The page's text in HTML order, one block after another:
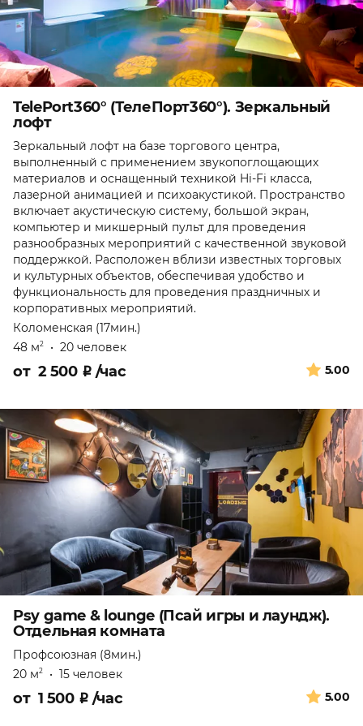
TelePort360° (ТелеПорт360°). Зеркальный
лофт
Зеркальный лофт на базе торгового центра,
выполненный с применением звукопоглощающих
материалов и оснащенный техникой Hi-Fi класса,
лазерной анимацией и психоакустикой. Пространство
включает акустическую систему, большой экран,
компьютер и микшерный пульт для проведения
разнообразных мероприятий с качественной звуковой
поддержкой. Расположен вблизи известных торговых
и культурных объектов, обеспечивая удобство и
функциональность для проведения праздничных и
корпоративных мероприятий.
Коломенская (17мин.)
48 м2 • 20 человек
5.00
от 2 500 ₽ /час
Psy game & lounge (Псай игры и лаундж).
Отдельная комната
Профсоюзная (8мин.)
20 м2 • 15 человек
5.00
от 1 500 ₽ /час